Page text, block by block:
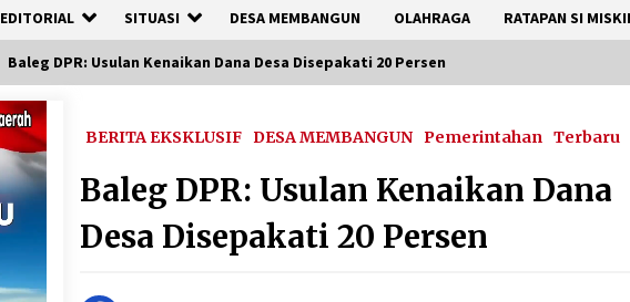
EDITORIAL SITUASI DESA MEMBANGUN OLAHRAGA RATAPAN SI
Baleg DPR: Usulan Kenaikan Dana Desa Disepakati 20 Persen
BERITA EKSKLUSIF DESA MEMBANGUN Pemerintahan Terbaru
Baleg DPR: Usulan Kenaikan Dana
Desa Disepakati 20 Persen